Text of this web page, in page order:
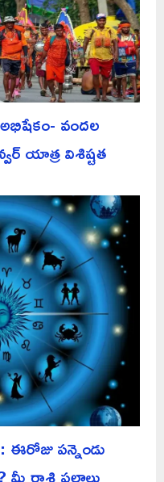
వందల
యాత్ర విశిష్టత
పన్నెండు